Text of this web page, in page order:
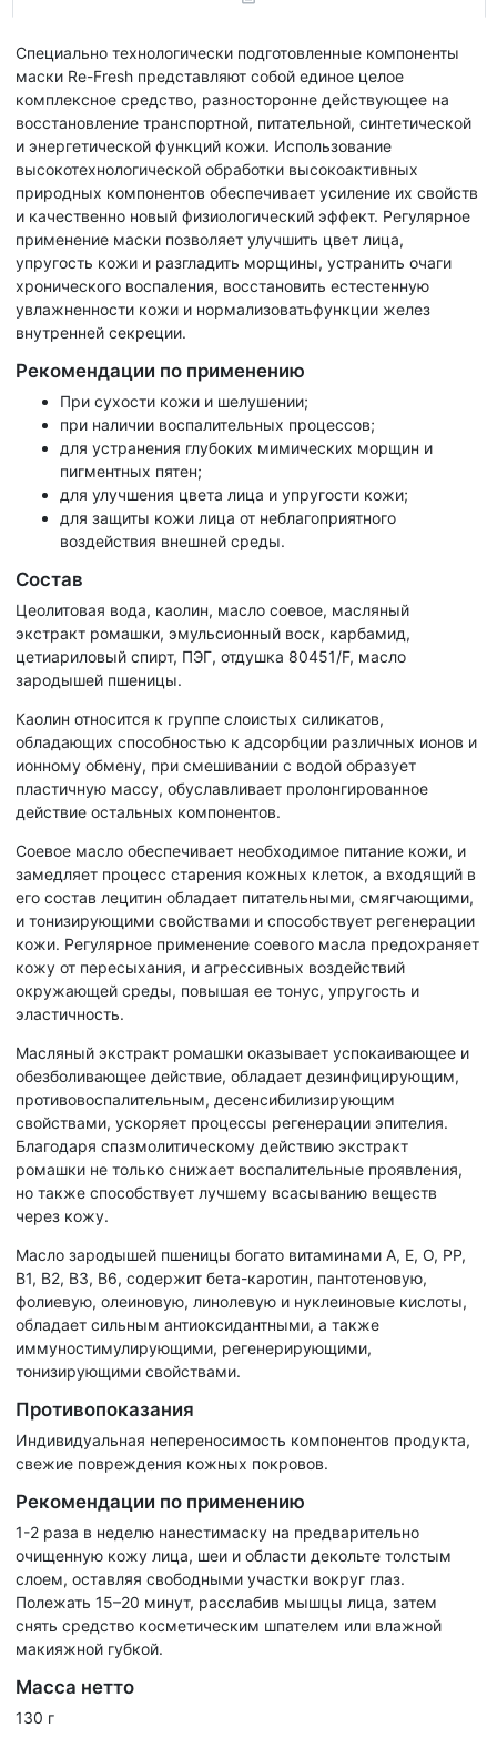
Специально технологически подготовленные компоненты
маски Re-Fresh представляют собой единое целое
комплексное средство, разносторонне действующее на
восстановление транспортной, питательной, синтетической
и энергетической функций кожи. Использование
высокотехнологической обработки высокоактивных
природных компонентов обеспечивает усиление их свойств
и качественно новый физиологический эффект. Регулярное
применение маски позволяет улучшить цвет лица,
упругость кожи и разгладить морщины, устранить очаги
хронического воспаления, восстановить естестенную
увлажненности кожи и нормализоватьфункции желез
внутренней секреции.
Рекомендации по применению
При сухости кожи и шелушении;
при наличии воспалительных процессов;
для устранения глубоких мимических морщин и
пигментных пятен;
для улучшения цвета лица и упругости кожи;
для защиты кожи лица от неблагоприятного
воздействия внешней среды.
Состав
Цеолитовая вода, каолин, масло соевое, масляный
экстракт ромашки, эмульсионный воск, карбамид,
цетиариловый спирт, ПЭГ, отдушка 80451/F, масло
зародышей пшеницы.
Каолин относится к группе слоистых силикатов,
обладающих способностью к адсорбции различных ионов и
ионному обмену, при смешивании с водой образует
пластичную массу, обуславливает пролонгированное
действие остальных компонентов.
Соевое масло обеспечивает необходимое питание кожи, и
замедляет процесс старения кожных клеток, а входящий в
его состав лецитин обладает питательными, смягчающими,
и тонизирующими свойствами и способствует регенерации
кожи. Регулярное применение соевого масла предохраняет
кожу от пересыхания, и агрессивных воздействий
окружающей среды, повышая ее тонус, упругость и
эластичность.
Масляный экстракт ромашки оказывает успокаивающее и
обезболивающее действие, обладает дезинфицирующим,
противовоспалительным, десенсибилизирующим
свойствами, ускоряет процессы регенерации эпителия.
Благодаря спазмолитическому действию экстракт
ромашки не только снижает воспалительные проявления,
но также способствует лучшему всасыванию веществ
через кожу.
Масло зародышей пшеницы богато витаминами А, Е, О, РР,
В1, В2, В3, В6, содержит бета-каротин, пантотеновую,
фолиевую, олеиновую, линолевую и нуклеиновые кислоты,
обладает сильным антиоксидантными, а также
иммуностимулирующими, регенерирующими,
тонизирующими свойствами.
Противопоказания
Индивидуальная непереносимость компонентов продукта,
свежие повреждения кожных покровов.
Рекомендации по применению
1-2 раза в неделю нанестимаску на предварительно
очищенную кожу лица, шеи и области декольте толстым
слоем, оставляя свободными участки вокруг глаз.
Полежать 15–20 минут, расслабив мышцы лица, затем
снять средство косметическим шпателем или влажной
макияжной губкой.
Масса нетто
130 г